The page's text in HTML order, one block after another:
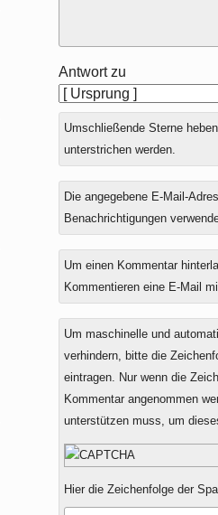
Antwort zu
Umschließende Sterne
unterstrichen werden.
Die angegebene E-Mail-
Benachrichtigungen
Um einen Kommentar
Kommentieren eine E-Mail
Um maschinelle und
verhindern, bitte die
eintragen. Nur wenn die
Kommentar angenommen
unterstützen muss, um
Hier die Zeichenfolge der